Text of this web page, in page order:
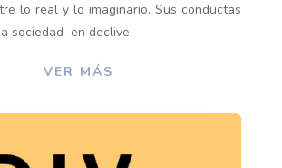
lo real y lo imaginario.Sus conductas
sociedad en declive.
VER MÁS